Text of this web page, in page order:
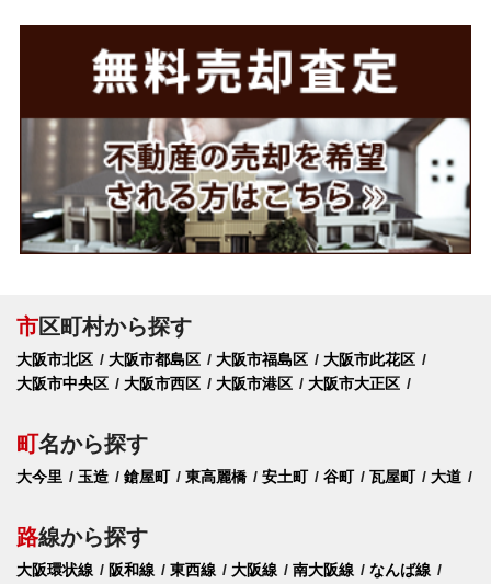
市区町村から探す
大阪市北区 大阪市都島区 大阪市福島区
大阪市此花区
大阪市中央区
大阪市西区 大阪市港区 大阪市大正区
町名から探す
大今里 玉造 鎗屋町 東高麗橋 安土町 谷町 瓦屋町 大道
路線から探す
大阪環状線 阪和線 東西線 大阪線 南大阪線
なんば線